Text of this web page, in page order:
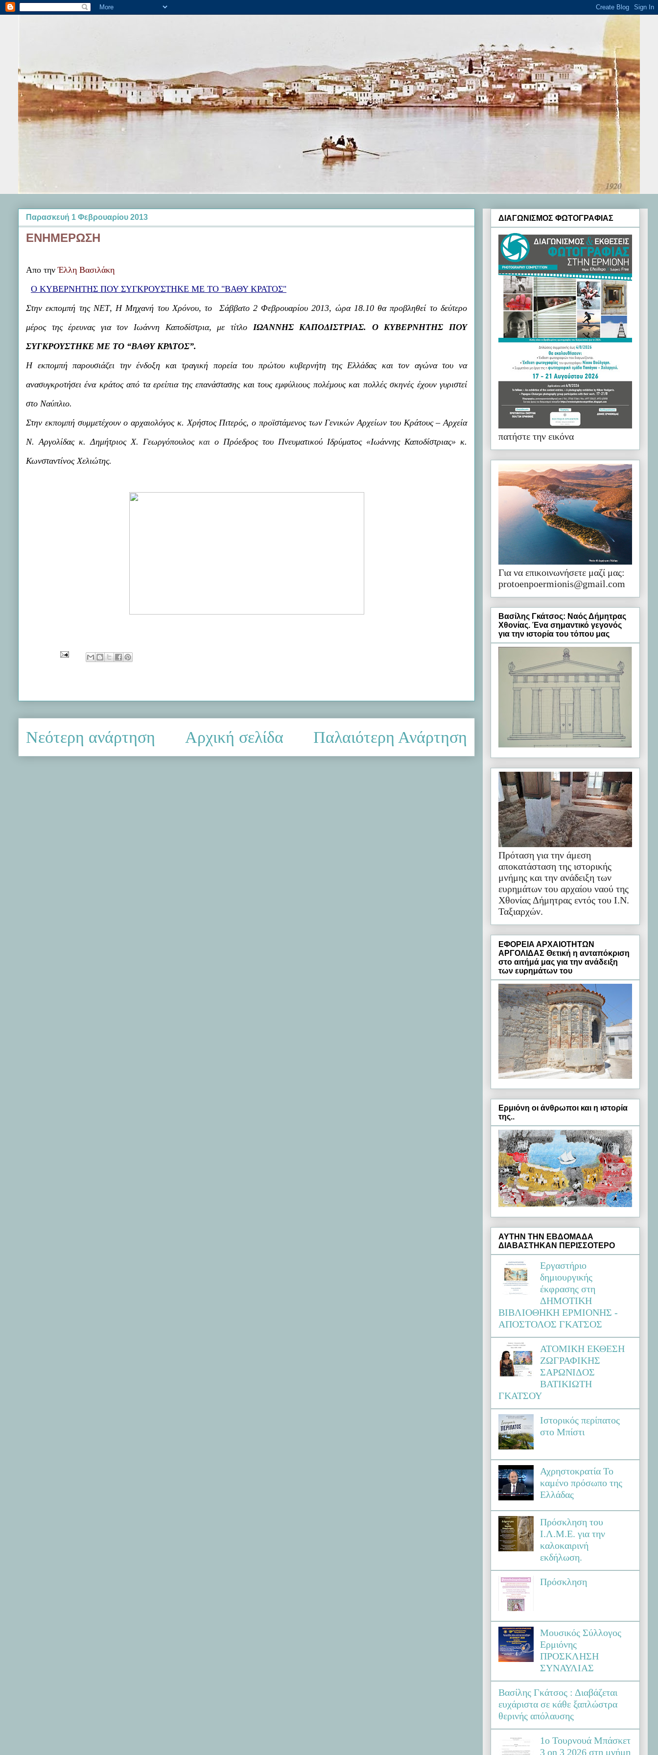
Παρασκευή 1 Φεβρουαρίου 2013
ΕΝΗΜΕΡΩΣΗ
Απο τηνΈλλη Βασιλάκη
Ο ΚΥΒΕΡΝΗΤΗΣ ΠΟΥ ΣΥΓΚΡΟΥΣΤΗΚΕ ΜΕ ΤΟ "ΒΑΘΥ ΚΡΑΤΟΣ"
Στην εκπομπή της ΝΕΤ,Η Μηχανή του Χρόνου, το Σάββατο 2 Φεβρουαρίου 2013, ώρα 18.10 θα προβληθεί το δεύτερο
μέρος της έρευνας για τον Ιωάννη Καποδίστρια, με τίτλο ΙΩΑΝΝΗΣ ΚΑΠΟΔΙΣΤΡΙΑΣ. Ο ΚΥΒΕΡΝΗΤΗΣ ΠΟΥ
ΣΥΓΚΡΟΥΣΤΗΚΕ ΜΕ ΤΟ “ΒΑΘΥ ΚΡΑΤΟΣ”.
Η εκπομπή παρουσιάζει την ένδοξη και τραγική πορεία του πρώτου κυβερνήτη της Ελλάδας και τον αγώνα του να
ανασυγκροτήσει ένα κράτος από τα ερείπια της επανάστασης και τους εμφύλιους πολέμους και πολλές σκηνές έχουν γυριστεί
στο Ναύπλιο.
Στην εκπομπή συμμετέχουν ο αρχαιολόγος κ. Χρήστος Πιτερός, ο προϊστάμενος των Γενικών Αρχείων του Κράτους – Αρχεία
Ν. Αργολίδας κ. Δημήτριος Χ. Γεωργόπουλοςκαι ο Πρόεδρος του Πνευματικού Ιδρύματος «Ιωάννης Καποδίστριας» κ.
Κωνσταντίνος Χελιώτης.
Νεότερη ανάρτηση Παλαιότερη Ανάρτηση
Αρχική σελίδα
ΔΙΑΓΩΝΙΣΜΟΣ ΦΩΤΟΓΡΑΦΙΑΣ
πατήστε την εικόνα
Για να επικοινωνήσετε μαζί μας:
protoenpoermionis@gmail.com
Βασίλης Γκάτσος: Ναός Δήμητρας
Χθονίας. Ένα σημαντικό γεγονός
για την ιστορία του τόπου μας
Πρόταση για την άμεση
αποκατάσταση της ιστορικής
μνήμης και την ανάδειξη των
ευρημάτων του αρχαίου ναού της
Χθονίας Δήμητρας εντός του Ι.Ν.
Ταξιαρχών.
ΕΦΟΡΕΙΑ ΑΡΧΑΙΟΤΗΤΩΝ
ΑΡΓΟΛΙΔΑΣ Θετική η ανταπόκριση
στο αιτήμά μας για την ανάδειξη
των ευρημάτων του
Ερμιόνη oι άνθρωποι και η ιστορία
της..
ΑΥΤΗΝ ΤΗΝ ΕΒΔΟΜΑΔΑ
ΔΙΑΒΑΣΤΗΚΑΝ ΠΕΡΙΣΣΟΤΕΡΟ
Εργαστήριο
δημιουργικής
έκφρασης στη
ΔΗΜΟΤΙΚΗ
ΒΙΒΛΙΟΘΗΚΗ ΕΡΜΙΟΝΗΣ -
ΑΠΟΣΤΟΛΟΣ ΓΚΑΤΣΟΣ
ΑΤΟΜΙΚΗ ΕΚΘΕΣΗ
ΖΩΓΡΑΦΙΚΗΣ
ΣΑΡΩΝΙΔΟΣ
ΒΑΤΙΚΙΩΤΗ
ΓΚΑΤΣΟΥ
Ιστορικός περίπατος
στο Μπίστι
Αχρηστοκρατία Το
καμένο πρόσωπο της
Ελλάδας
Πρόσκληση του
Ι.Λ.Μ.Ε. για την
καλοκαιρινή
εκδήλωση.
Πρόσκληση
Μουσικός Σύλλογος
Ερμιόνης
ΠΡΟΣΚΛΗΣΗ
ΣΥΝΑΥΛΙΑΣ
Βασίλης Γκάτσος : Διαβάζεται
ευχάριστα σε κάθε ξαπλώστρα
θερινής απόλαυσης
1ο Τουρνουά Μπάσκετ
3 on 3 2026 στη μνήμη